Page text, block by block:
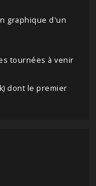
graphique d'un
tournées à venir
dont le premier